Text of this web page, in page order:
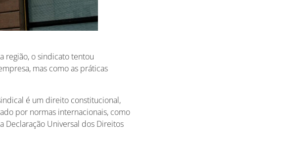
região, o sindicato tentou
mas como as práticas
é um direito constitucional,
por normas internacionais, como
Declaração Universal dos Direitos